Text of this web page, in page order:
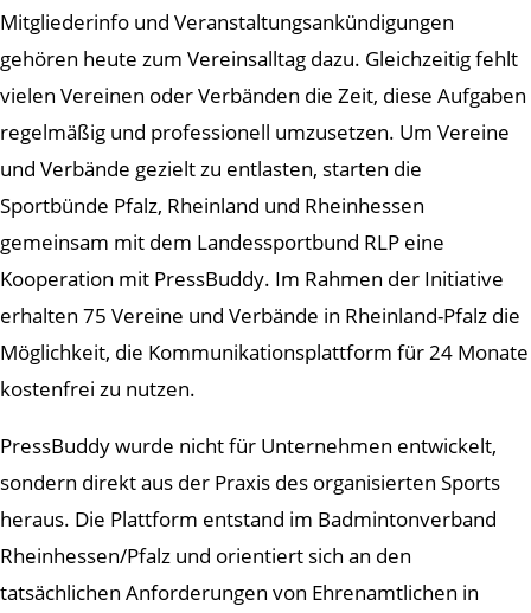
Mitgliederinfo und Veranstaltungsankündigungen
gehören heute zum Vereinsalltag dazu. Gleichzeitig fehlt
vielen Vereinen oder Verbänden die Zeit, diese Aufgaben
regelmäßig und professionell umzusetzen. Um Vereine
und Verbände gezielt zu entlasten, starten die
Sportbünde Pfalz, Rheinland und Rheinhessen
gemeinsam mit dem Landessportbund RLP eine
Kooperation mit PressBuddy. Im Rahmen der Initiative
erhalten 75 Vereine und Verbände in Rheinland-Pfalz die
Möglichkeit, die Kommunikationsplattform für 24 Monate
kostenfrei zu nutzen.
PressBuddy wurde nicht für Unternehmen entwickelt,
sondern direkt aus der Praxis des organisierten Sports
heraus. Die Plattform entstand im Badmintonverband
Rheinhessen/Pfalz und orientiert sich an den
tatsächlichen Anforderungen von Ehrenamtlichen in